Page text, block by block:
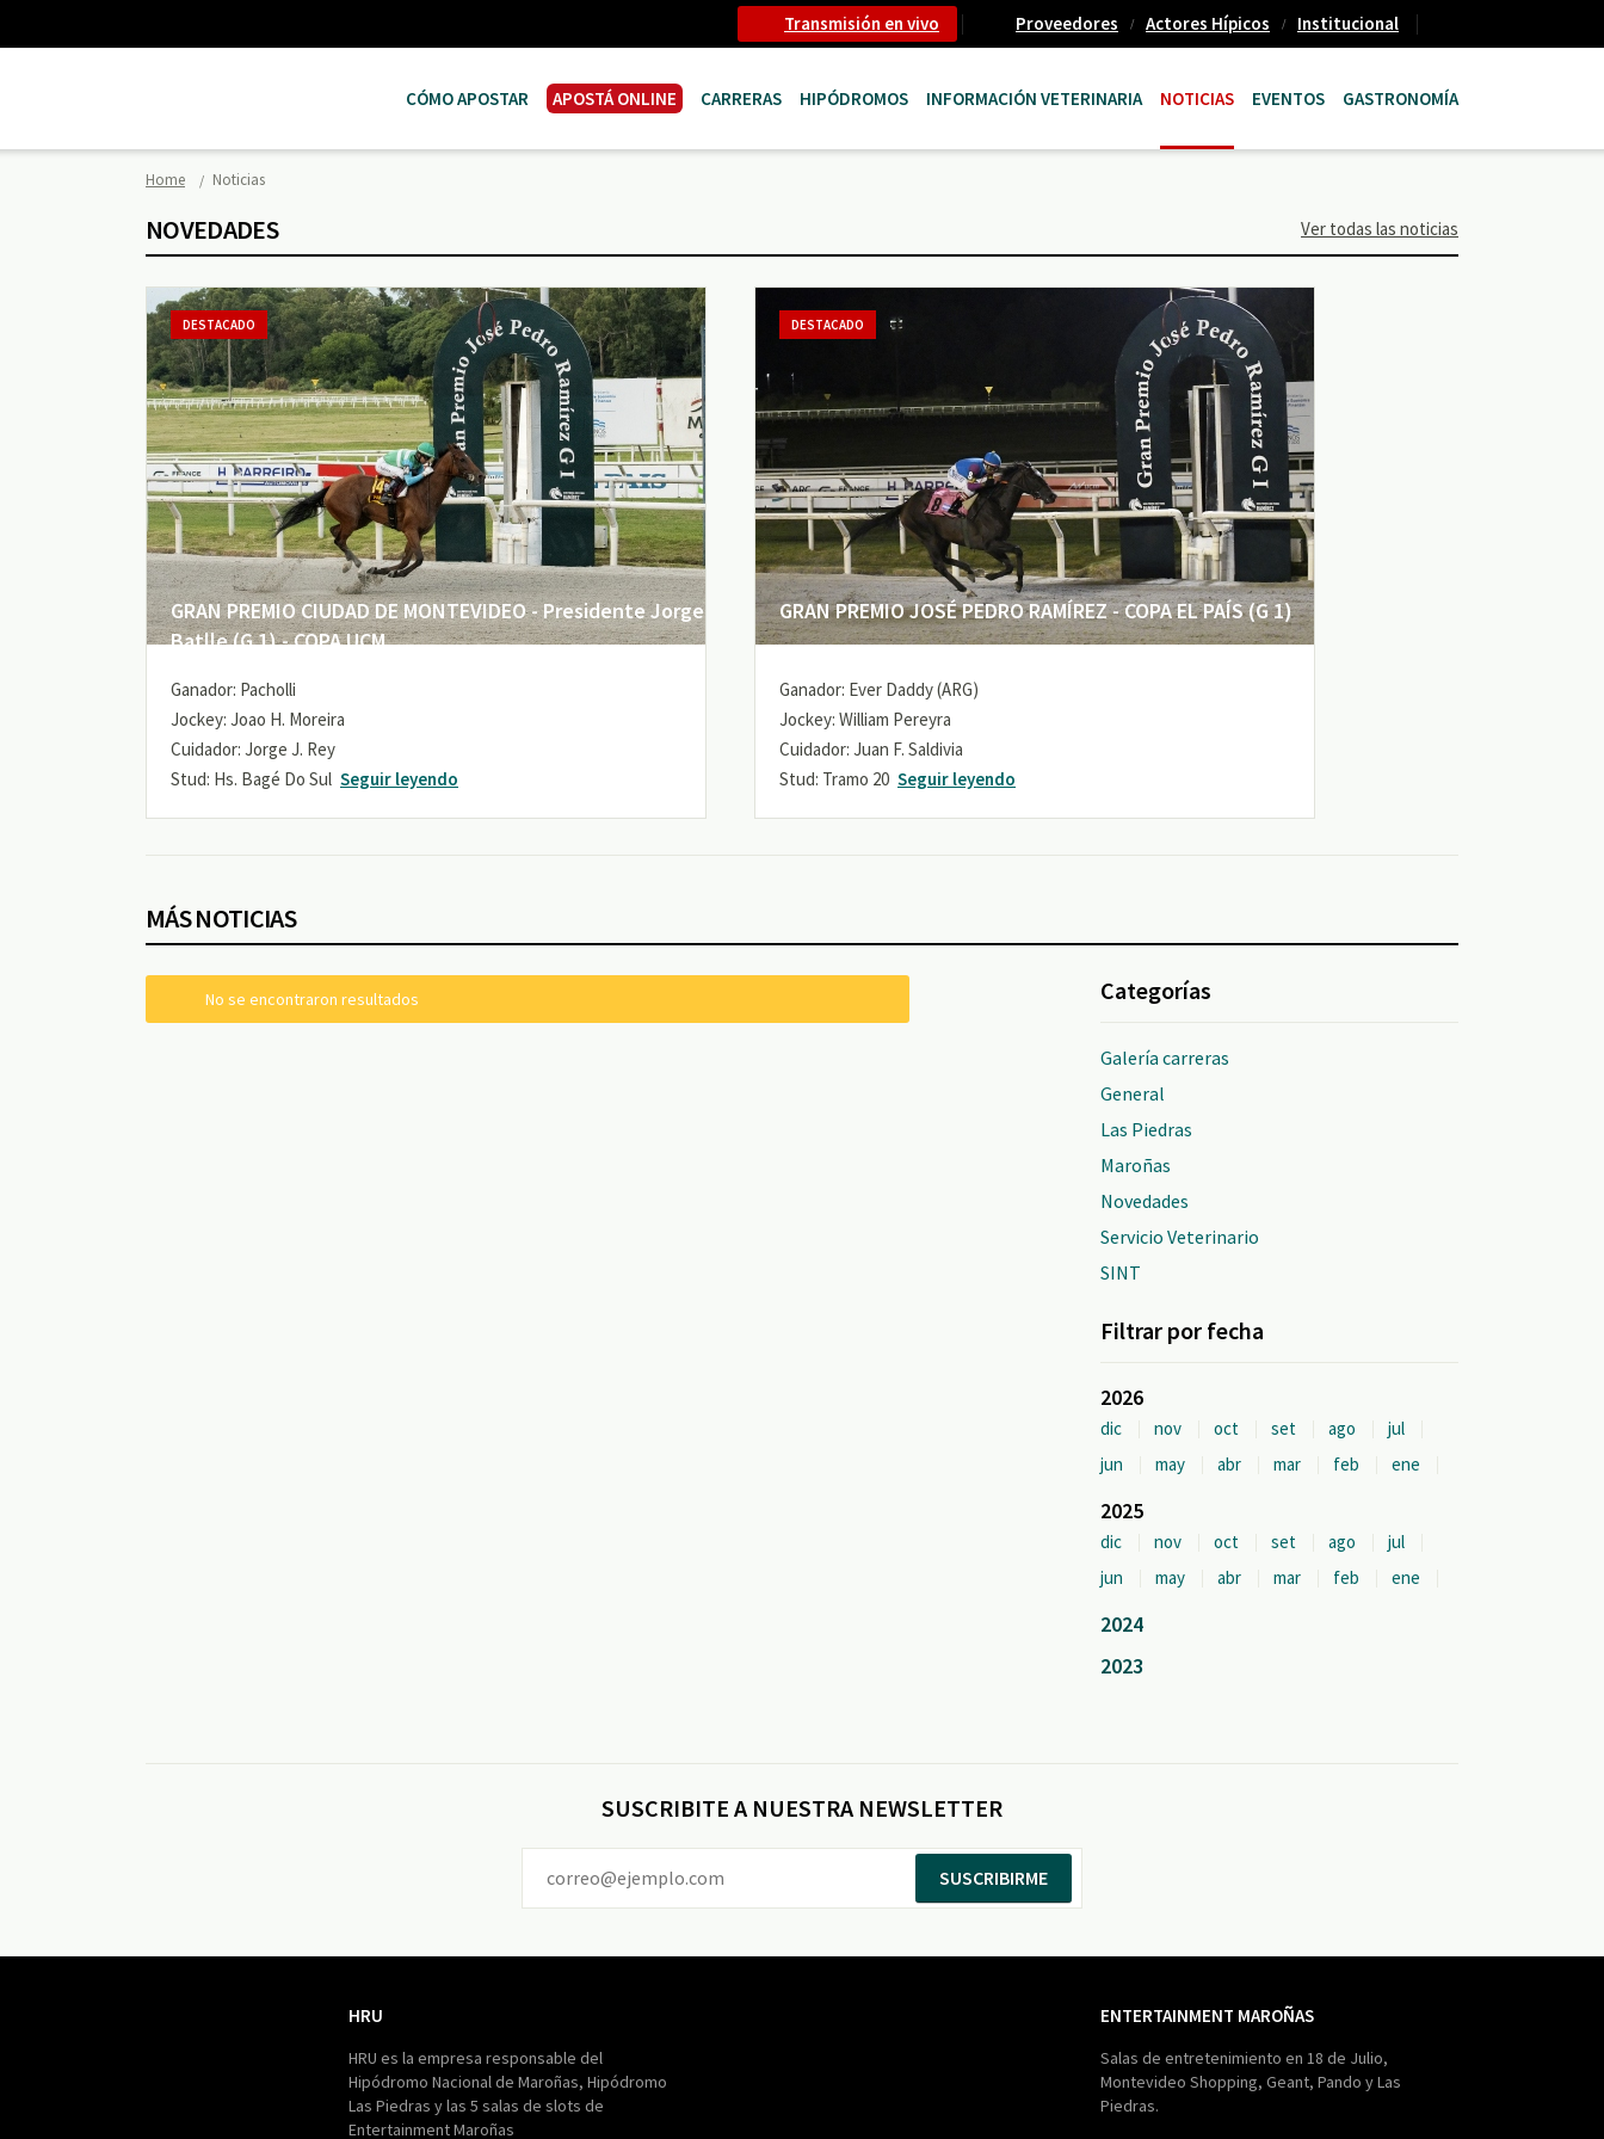
Transmisión en vivo Proveedores Actores Hípicos Institucional
CÓMO APOSTAR APOSTÁ ONLINE CARRERAS HIPÓDROMOS INFORMACIÓN VETERINARIA NOTICIAS EVENTOS GASTRONOMÍA
Home Noticias
NOVEDADES Ver todas las noticias
GRAN PREMIO CIUDAD DE MONTEVIDEO - Presidente Jorge
Batlle (G 1) - COPA UCM
DESTACADO
Ganador: Pacholli
Jockey: Joao H. Moreira
Cuidador: Jorge J. Rey
Stud: Hs. Bagé Do Sul Seguir leyendo
GRAN PREMIO JOSÉ PEDRO RAMÍREZ - COPA EL PAÍS (G 1)
DESTACADO
Ganador: Ever Daddy (ARG)
Jockey: William Pereyra
Cuidador: Juan F. Saldivia
Stud: Tramo 20 Seguir leyendo
MÁS NOTICIAS
No se encontraron resultados Categorías
Galería carreras
General
Las Piedras
Maroñas
Novedades
Servicio Veterinario
SINT
Filtrar por fecha
2026
dic nov oct set ago
jul
jun
may abr mar feb ene
2025
dic nov oct set ago
jul
jun
may abr mar feb ene
2024
2023
SUSCRIBITE A NUESTRA NEWSLETTER
SUSCRIBIRME
HRU
HRU es la empresa responsable del
Hipódromo Nacional de Maroñas, Hipódromo
Las Piedras y las 5 salas de slots de
Entertainment Maroñas
ENTERTAINMENT MAROÑAS
Salas de entretenimiento en 18 de Julio,
Montevideo Shopping, Geant, Pando y Las
Piedras.